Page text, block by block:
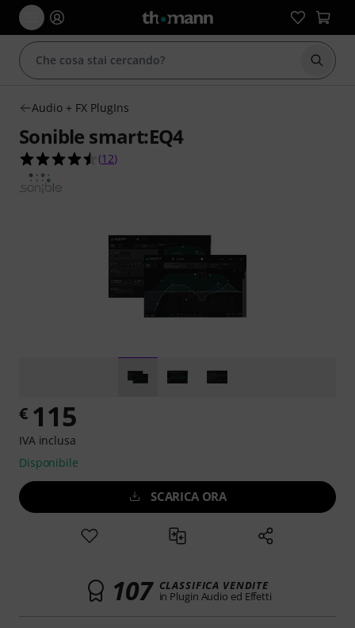
Audio + FX PlugIns
Sonible smart:EQ4
4.5 su 5 stelle su 12 valutazioni dei clienti
(12)
€ 115
IVA inclusa
Disponibile
SCARICA ORA
107 CLASSIFICA VENDITE
in Plugin Audio ed Effetti